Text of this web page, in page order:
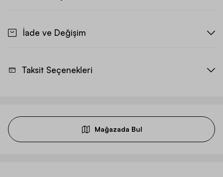
İade ve Değişim
Taksit Seçenekleri
Mağazada Bul